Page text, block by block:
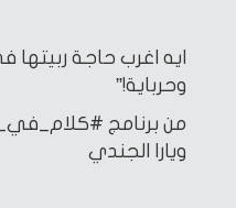
ايه اغرب حاجة ربيتها
وحرباية!”
من برنامج
ويارا الجندي